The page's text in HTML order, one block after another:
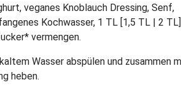
veganes Knoblauch Dressing, Senf,
Kochwasser, 1 TL [1,5 TL | 2 TL]
vermengen.
Wasser abspülen und zusammen
heben.